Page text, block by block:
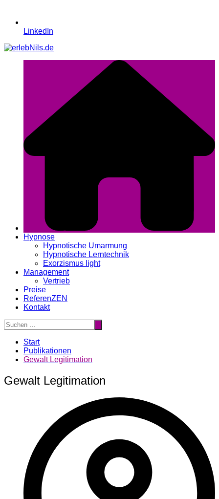
LinkedIn
Hypnose
Hypnotische Umarmung
Hypnotische Lerntechnik
Exorzismus light
Management
Vertrieb
Preise
ReferenZEN
Kontakt
Start
Publikationen
Gewalt Legitimation
Gewalt Legitimation